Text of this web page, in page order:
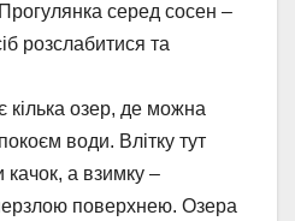
серед сосен –
розслабитися та
кілька озер, де можна
води. Влітку тут
а взимку –
поверхнею. Озера